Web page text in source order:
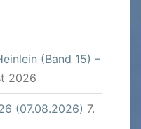
(Band 15) –
2026
(07.08.2026) 7.